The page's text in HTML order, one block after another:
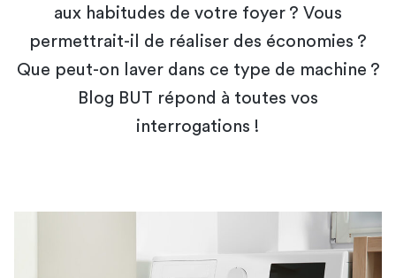
aux habitudes de votre foyer ? Vous
permettrait-il de réaliser des économies ?
Que peut-on laver dans ce type de machine ?
Blog BUT répond à toutes vos
interrogations !